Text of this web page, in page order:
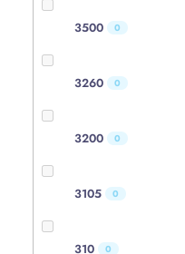
3500 0
3260 0
3200 0
3105 0
310 0